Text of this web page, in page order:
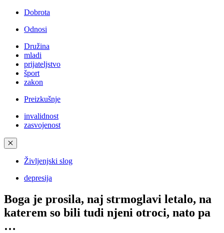
Dobrota
Odnosi
Družina
mladi
prijateljstvo
šport
zakon
Preizkušnje
invalidnost
zasvojenost
✕
Življenjski slog
depresija
Boga je prosila, naj strmoglavi letalo, na
katerem so bili tudi njeni otroci, nato pa
…